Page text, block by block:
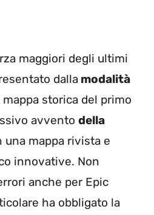
maggiori degli ultimi
dalla modalità
storica del primo
avvento della
una mappa rivista e
innovative. Non
anche per Epic
ha obbligato la